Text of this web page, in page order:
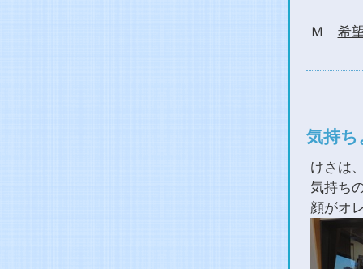
Ｍ 希
気持ち
けさは
気持ち
顔がオ